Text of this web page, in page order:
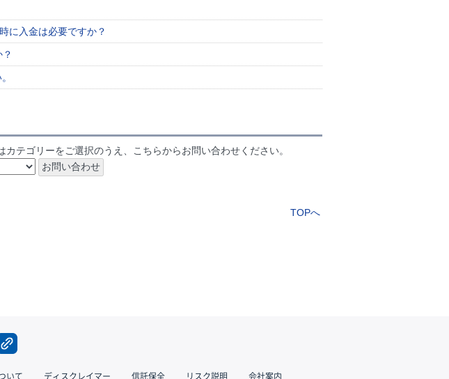
に入金は必要ですか？
カテゴリーをご選択のうえ、こちらからお問い合わせください。
TOPへ
いて ディスクレイマー 信託保全 リスク説明 会社案内